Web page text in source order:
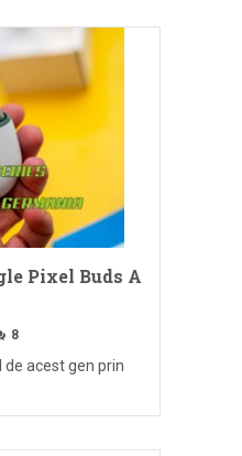
Pixel Buds A
8
acest gen prin